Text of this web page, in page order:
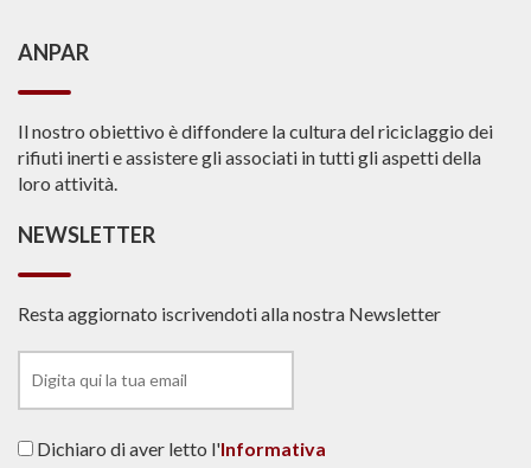
ANPAR
Il nostro obiettivo è diffondere la cultura del riciclaggio dei
rifiuti inerti e assistere gli associati in tutti gli aspetti della
loro attività.
NEWSLETTER
Resta aggiornato iscrivendoti alla nostra Newsletter
Dichiaro di aver letto l'Informativa